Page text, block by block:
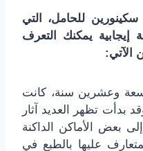
للحامل، التي
إيجابية يمكنك التعرف
الآتي:
تسعة وعشرين سنة، كانت
بدأت تظهر العديد آثار
بعض الأماكن الداكنة
عليها بالطبع في